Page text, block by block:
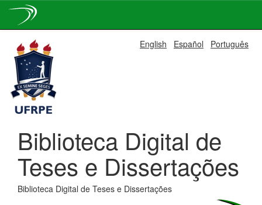
navigation
English Español Português
Biblioteca Digital de
Teses e Dissertações
Biblioteca Digital de Teses e Dissertações